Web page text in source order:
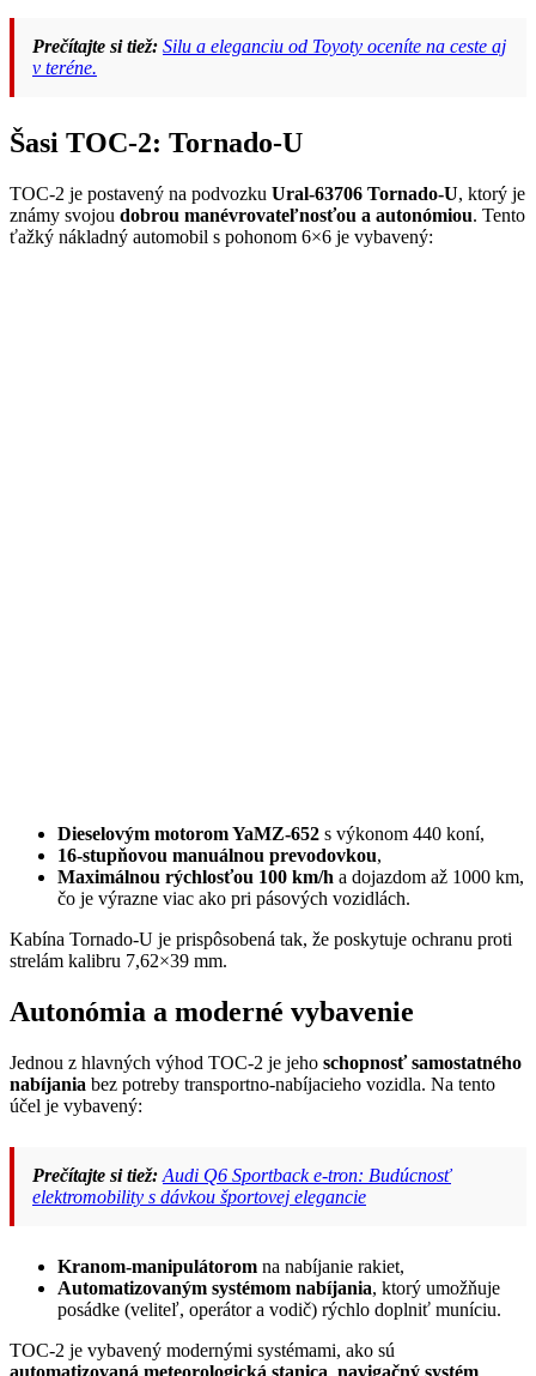
Prečítajte si tiež: Silu a eleganciu od Toyoty oceníte na ceste aj
v teréne.
Šasi TOC-2: Tornado-U
TOC-2 je postavený na podvozku Ural-63706 Tornado-U, ktorý je
známy svojou dobrou manévrovateľnosťou a autonómiou. Tento
ťažký nákladný automobil s pohonom 6×6 je vybavený:
Dieselovým motorom YaMZ-652 s výkonom 440 koní,
16-stupňovou manuálnou prevodovkou,
Maximálnou rýchlosťou 100 km/h a dojazdom až 1000 km,
čo je výrazne viac ako pri pásových vozidlách.
Kabína Tornado-U je prispôsobená tak, že poskytuje ochranu proti
strelám kalibru 7,62×39 mm.
Autonómia a moderné vybavenie
Jednou z hlavných výhod TOC-2 je jeho schopnosť samostatného
nabíjania bez potreby transportno-nabíjacieho vozidla. Na tento
účel je vybavený:
Prečítajte si tiež: Audi Q6 Sportback e-tron: Budúcnosť
elektromobility s dávkou športovej elegancie
Kranom-manipulátorom na nabíjanie rakiet,
Automatizovaným systémom nabíjania, ktorý umožňuje
posádke (veliteľ, operátor a vodič) rýchlo doplniť muníciu.
TOC-2 je vybavený modernými systémami, ako sú
automatizovaná meteorologická stanica navigačný systém